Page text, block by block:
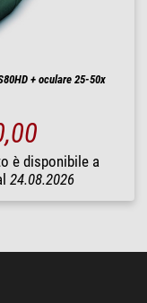
+ oculare 25-50x
è disponibile a
24.08.2026